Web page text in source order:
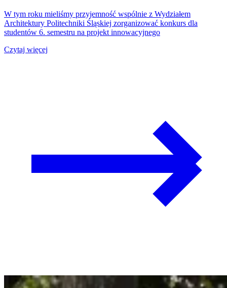
W tym roku mieliśmy przyjemność wspólnie z Wydziałem
Architektury Politechniki Śląskiej zorganizować konkurs dla
studentów 6. semestru na projekt innowacyjnego
Czytaj więcej